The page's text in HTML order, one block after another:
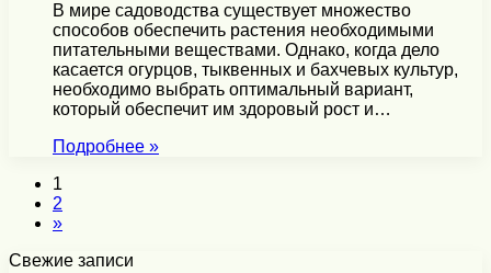
В мире садоводства существует множество
способов обеспечить растения необходимыми
питательными веществами. Однако, когда дело
касается огурцов, тыквенных и бахчевых культур,
необходимо выбрать оптимальный вариант,
который обеспечит им здоровый рост и…
Подробнее »
1
2
»
Свежие записи